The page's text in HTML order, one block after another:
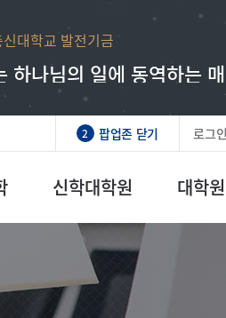
신대학교 발전기금
하나님의 일에 동역하는
2 팝업존 닫기 로그인
신학대학원 대학원